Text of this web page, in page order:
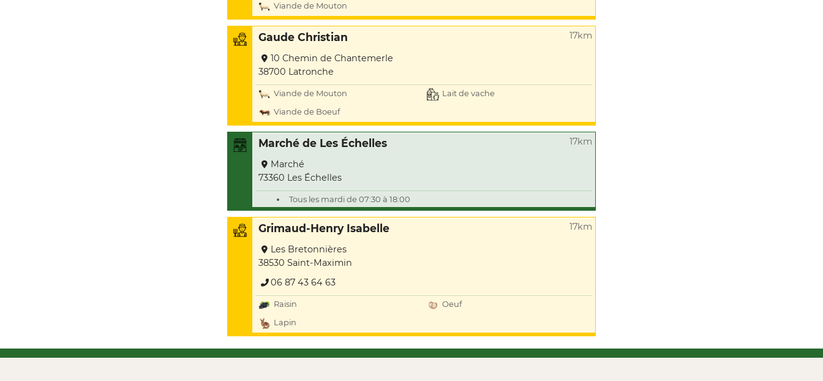
Viande de Mouton
Gaude Christian 17km
10 Chemin de Chantemerle
38700 Latronche
Viande de Mouton
Lait de vache
Viande de Boeuf
Marché de Les Échelles 17km
Marché
73360 Les Échelles
Tous les mardi de 07:30 à 18:00
Grimaud-Henry Isabelle 17km
Les Bretonnières
38530 Saint-Maximin
06 87 43 64 63
Raisin
Oeuf
Lapin